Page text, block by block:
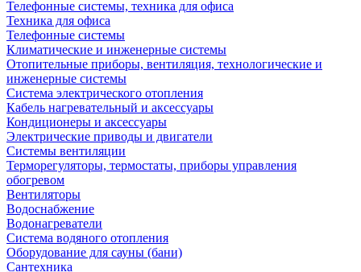
Телефонные системы, техника для офиса
Техника для офиса
Телефонные системы
Климатические и инженерные системы
Отопительные приборы, вентиляция, технологические и
инженерные системы
Система электрического отопления
Кабель нагревательный и аксессуары
Кондиционеры и аксессуары
Электрические приводы и двигатели
Системы вентиляции
Терморегуляторы, термостаты, приборы управления
обогревом
Вентиляторы
Водоснабжение
Водонагреватели
Система водяного отопления
Оборудование для сауны (бани)
Сантехника